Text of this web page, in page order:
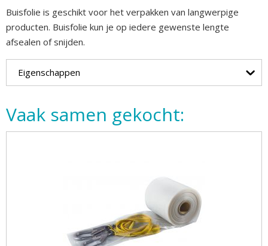
Buisfolie is geschikt voor het verpakken van langwerpige
producten. Buisfolie kun je op iedere gewenste lengte
afsealen of snijden.
Eigenschappen
Vaak samen gekocht: